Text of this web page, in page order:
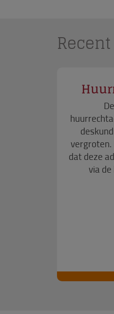
Recent
vergroten.
dat deze
via